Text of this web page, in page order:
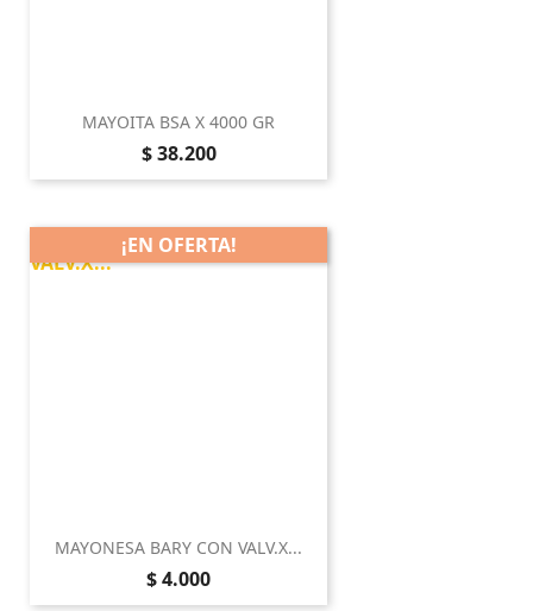
MAYOITA BSA X 4000 GR
Precio
$ 38.200
MAYONESA BARY CON VALV.X...
Precio
$ 4.000
¡EN OFERTA!